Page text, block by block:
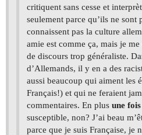
critiquent sans cesse et
seulement parce qu’ils ne sont
connaissent pas la culture
amie est comme ça, mais je
de discours trop généraliste.
d’Allemands, il y en a des
aussi beaucoup qui aiment les
Français!) et qui ne feraient
commentaires. En plus une
susceptible, non? J’ai beau
parce que je suis Française, je